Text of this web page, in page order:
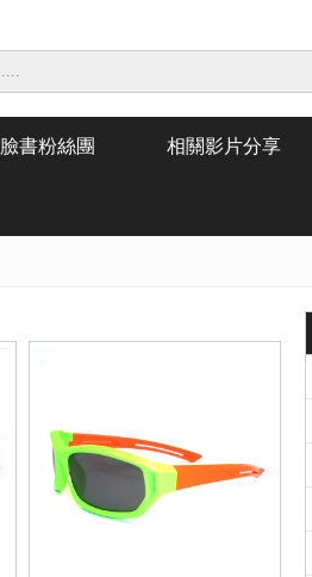
臉書粉絲團 相關影片分享